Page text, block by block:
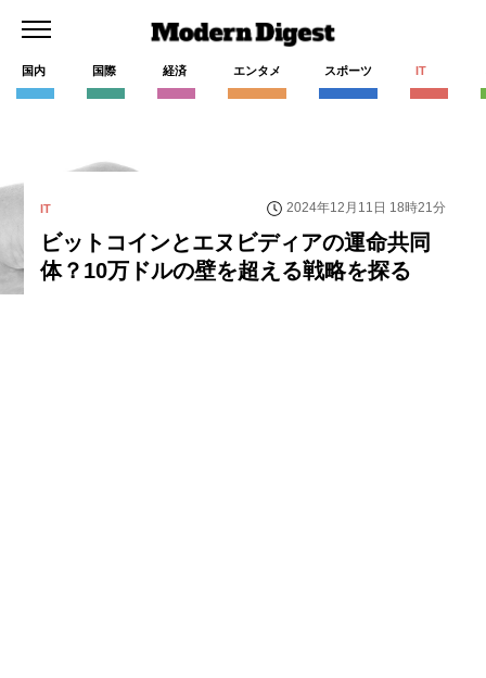
国内 国際 経済 エンタメ スポーツ IT
IT 2024年12月11日 18時21分
ビットコインとエヌビディアの運命共同
体？10万ドルの壁を超える戦略を探る